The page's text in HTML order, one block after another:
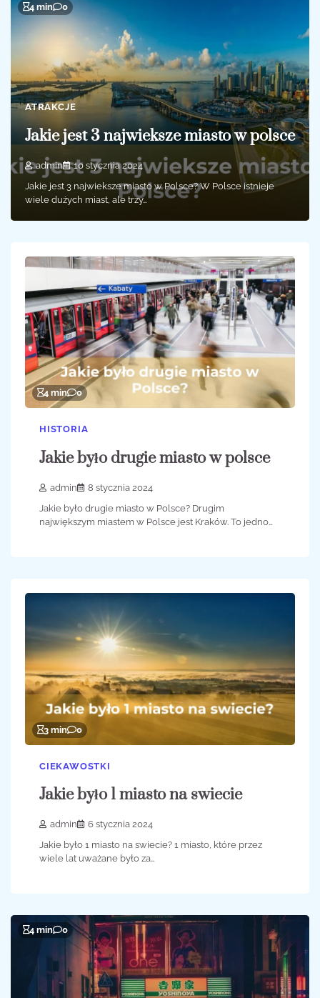
4 min 0
ATRAKCJE
Jakie jest 3 najwieksze miasto w polsce
admin
10 stycznia 2024
Jakie jest 3 najwieksze miasto w Polsce? W Polsce istnieje
wiele dużych miast, ale trzy…
4 min 0
HISTORIA
Jakie było drugie miasto w polsce
admin
8 stycznia 2024
Jakie było drugie miasto w Polsce? Drugim
największym miastem w Polsce jest Kraków. To jedno…
3 min 0
CIEKAWOSTKI
Jakie było 1 miasto na swiecie
admin
6 stycznia 2024
Jakie było 1 miasto na swiecie? 1 miasto, które przez
wiele lat uważane było za…
4 min 0